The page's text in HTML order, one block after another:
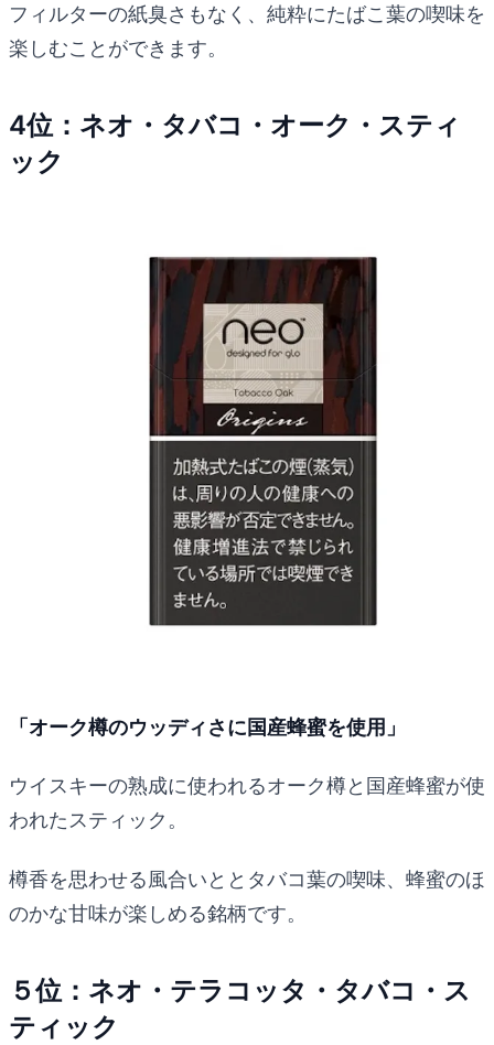
フィルターの紙臭さもなく、純粋にたばこ葉の喫味を
楽しむことができます。
4位：ネオ・タバコ・オーク・スティ
ック
「オーク樽のウッディさに国産蜂蜜を使用」
ウイスキーの熟成に使われるオーク樽と国産蜂蜜が使
われたスティック。
樽香を思わせる風合いととタバコ葉の喫味、蜂蜜のほ
のかな甘味が楽しめる銘柄です。
５位：ネオ・テラコッタ・タバコ・ス
ティック